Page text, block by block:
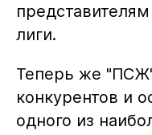
лиги.
Теперь же
конкурентов и
одного из